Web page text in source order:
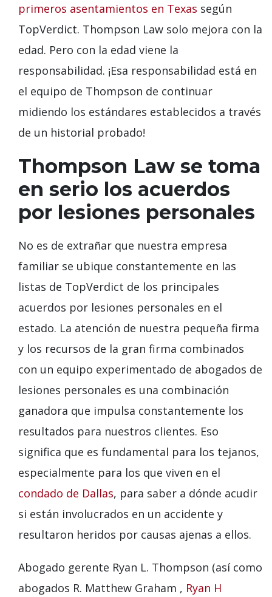
primeros asentamientos en Texas según
TopVerdict. Thompson Law solo mejora con la
edad. Pero con la edad viene la
responsabilidad. ¡Esa responsabilidad está en
el equipo de Thompson de continuar
midiendo los estándares establecidos a través
de un historial probado!
Thompson Law se toma
en serio los acuerdos
por lesiones personales
No es de extrañar que nuestra empresa
familiar se ubique constantemente en las
listas de TopVerdict de los principales
acuerdos por lesiones personales en el
estado. La atención de nuestra pequeña firma
y los recursos de la gran firma combinados
con un equipo experimentado de abogados de
lesiones personales es una combinación
ganadora que impulsa constantemente los
resultados para nuestros clientes. Eso
significa que es fundamental para los tejanos,
especialmente para los que viven en el
condado de Dallas, para saber a dónde acudir
si están involucrados en un accidente y
resultaron heridos por causas ajenas a ellos.
Abogado gerente Ryan L. Thompson (así como
abogados R. Matthew Graham , Ryan H